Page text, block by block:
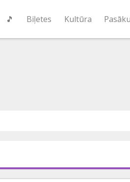
🎵 Biļetes Kultūra